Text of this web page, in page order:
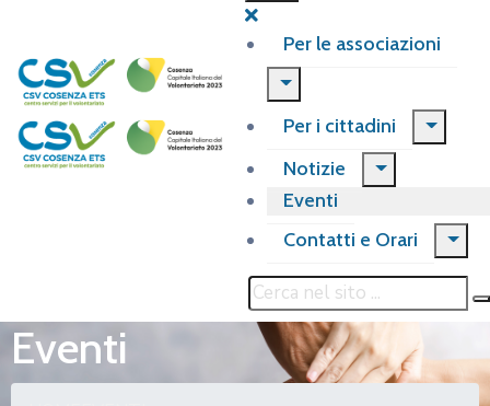
Per le associazioni
Per i cittadini
Notizie
Eventi
Contatti e Orari
Eventi